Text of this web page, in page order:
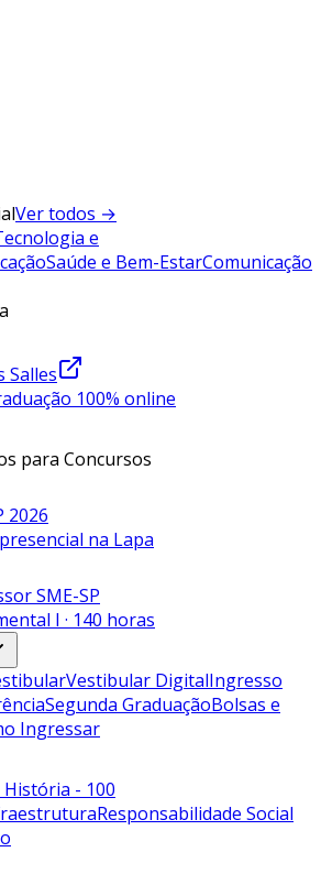
Ver todos →
e
Saúde e Bem-EstarComunicação
Salles
100% online
para Concursos
2026
na Lapa
SME-SP
I · 140 horas
Vestibular DigitalIngresso
Segunda GraduaçãoBolsas e
Ingressar
História - 100
Responsabilidade Social